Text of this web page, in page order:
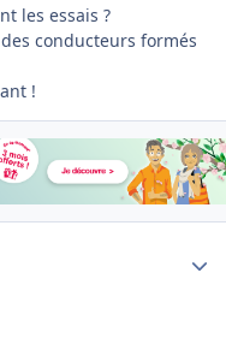
les essais ?
conducteurs formés
!